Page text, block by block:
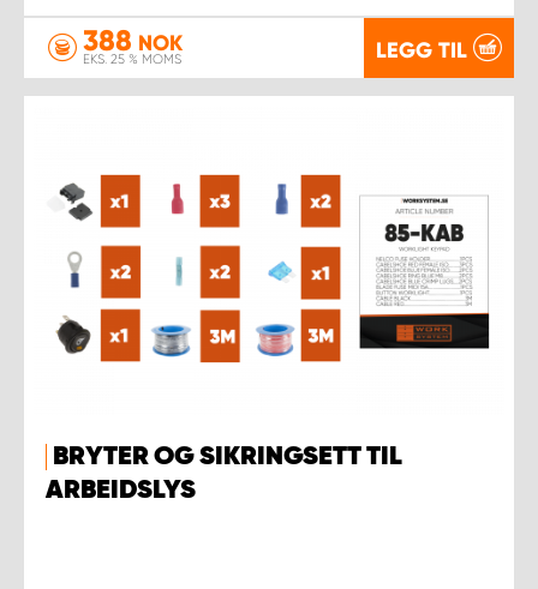
388 NOK
EKS. 25 % MOMS LEGG TIL
BRYTER OG SIKRINGSETT TIL
ARBEIDSLYS